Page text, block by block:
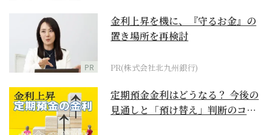
PR
金利上昇を機に、『守るお金』の
置き場所を再検討
PR(株式会社北九州銀行)
定期預金金利はどうなる？ 今後の
見通しと「預け替え」判断のコツ